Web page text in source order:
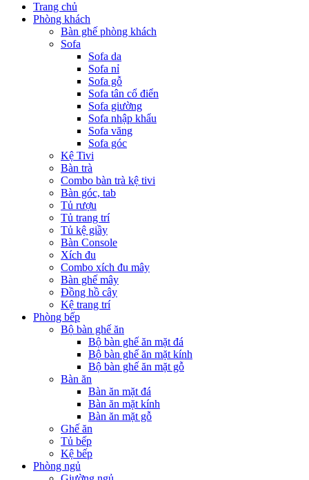
Trang chủ
Phòng khách
Bàn ghế phòng khách
Sofa
Sofa da
Sofa nỉ
Sofa gỗ
Sofa tân cổ điển
Sofa giường
Sofa nhập khẩu
Sofa văng
Sofa góc
Kệ Tivi
Bàn trà
Combo bàn trà kệ tivi
Bàn góc, tab
Tủ rượu
Tủ trang trí
Tủ kệ giầy
Bàn Console
Xích đu
Combo xích đu mây
Bàn ghế mây
Đồng hồ cây
Kệ trang trí
Phòng bếp
Bộ bàn ghế ăn
Bộ bàn ghế ăn mặt đá
Bộ bàn ghế ăn mặt kính
Bộ bàn ghế ăn mặt gỗ
Bàn ăn
Bàn ăn mặt đá
Bàn ăn mặt kính
Bàn ăn mặt gỗ
Ghế ăn
Tủ bếp
Kệ bếp
Phòng ngủ